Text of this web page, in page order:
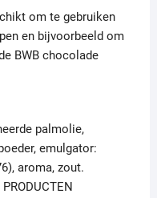
om te gebruiken
en bijvoorbeeld om
BWB chocolade
palmolie,
emulgator:
aroma, zout.